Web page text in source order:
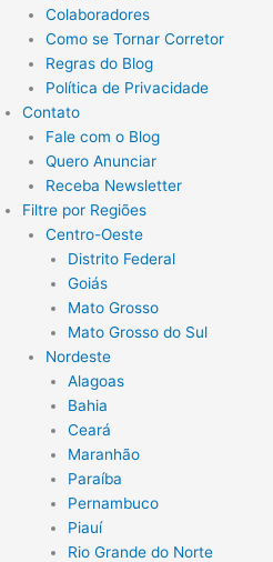
Colaboradores
Como se Tornar Corretor
Regras do Blog
Política de Privacidade
Contato
Fale com o Blog
Quero Anunciar
Receba Newsletter
Filtre por Regiões
Centro-Oeste
Distrito Federal
Goiás
Mato Grosso
Mato Grosso do Sul
Nordeste
Alagoas
Bahia
Ceará
Maranhão
Paraíba
Pernambuco
Piauí
Rio Grande do Norte